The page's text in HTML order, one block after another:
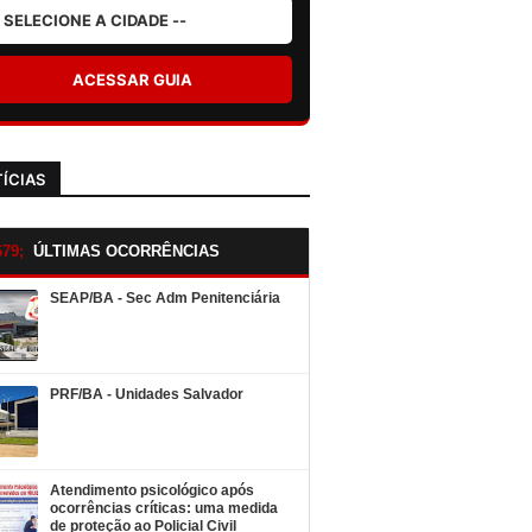
ACESSAR GUIA
ÚLTIMAS OCORRÊNCIAS
SEAP/BA - Sec Adm Penitenciária
PRF/BA - Unidades Salvador
Atendimento psicológico após
ocorrências críticas: uma medida
de proteção ao Policial Civil